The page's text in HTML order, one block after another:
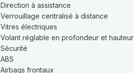
Direction à assistance
Verrouillage centralisé à distance
Vitres électriques
Volant réglable en profondeur et hauteur
Sécurité
ABS
Airbags frontaux